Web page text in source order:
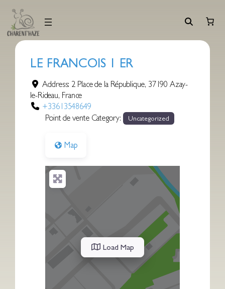
contenu
LE FRANCOIS 1 ER
Address: 2 Place de la République, 37190 Azay-
le-Rideau, France
+33613548649
Point de vente Category:
Uncategorized
Map
Load Map